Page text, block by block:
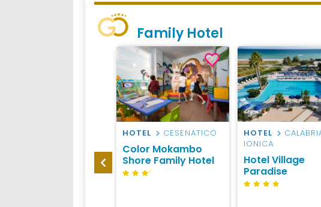
Family Hotel
HOTEL CESENATICO
Color Mokambo
Shore Family Hotel
S
HOTEL
IONICA
Hotel Village
Paradise